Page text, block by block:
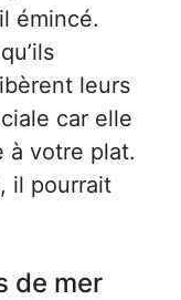
émincé.
leurs
car elle
à votre plat.
il pourrait
de mer